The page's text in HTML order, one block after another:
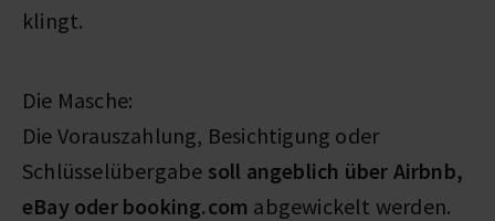
klingt.
Die Masche:
Die Vorauszahlung, Besichtigung oder
Schlüsselübergabe soll angeblich über Airbnb,
eBay oder booking.com abgewickelt werden.